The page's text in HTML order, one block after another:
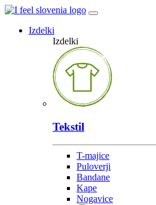
Izdelki
Izdelki
Tekstil
T-majice
Puloverji
Bandane
Kape
Nogavice